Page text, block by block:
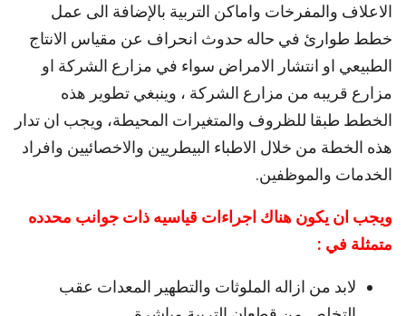
الاعلاف والمفرخات واماكن التربية بالإضافة الى عمل
خطط طوارئ في حاله حدوث انحراف عن مقياس الانتاج
الطبيعي او انتشار الامراض سواء في مزارع الشركة او
مزارع قريبه من مزارع الشركة ، وينبغي تطوير هذه
الخطط طبقا للظروف والمتغيرات المحيطة، ويجب ان تدار
هذه الخطة من خلال الاطباء البيطريين والاخصائيين وافراد
الخدمات والموظفين.
ويجب ان يكون هناك اجراءات قياسيه ذات جوانب محدده
متمثلة في :
لابد من ازاله الملوثات والتطهير المعدات عقب